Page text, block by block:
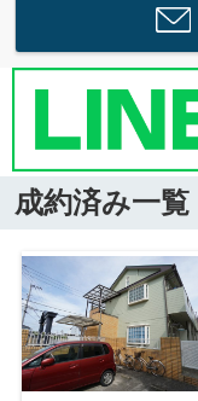
成約済み一覧